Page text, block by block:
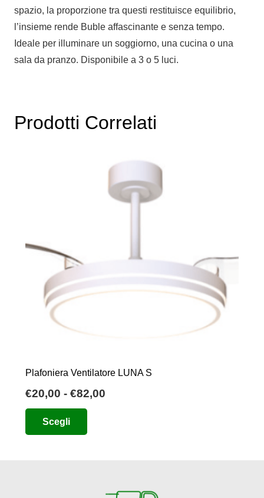
spazio, la proporzione tra questi restituisce equilibrio,
l’insieme rende Buble affascinante e senza tempo.
Ideale per illuminare un soggiorno, una cucina o una
sala da pranzo. Disponibile a 3 o 5 luci.
Prodotti Correlati
Plafoniera Ventilatore LUNA S
€20,00 - €82,00
Scegli